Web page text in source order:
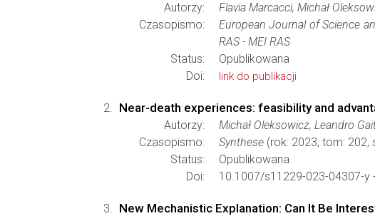
Autorzy:
Flavia Marcacci, Michał
Czasopismo:
European Journal of Science
RAS - MEI RAS
Status:
Opublikowana
Doi:
link do publikacji
Near-death experiences: feasibility and
Autorzy:
Michał Oleksowicz, Leandro
Czasopismo:
Synthese (rok: 2023, tom: 202,
Status:
Opublikowana
Doi:
10.1007/s11229-023-04307-y -
New Mechanistic Explanation: Can It Be